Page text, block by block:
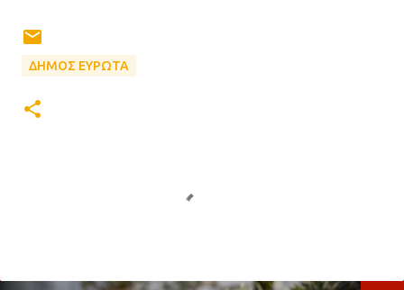
ΔΗΜΟΣ ΕΥΡΩΤΑ
λ